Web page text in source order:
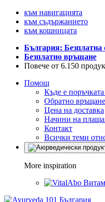
към навигацията
към съдържанието
към кошницата
България: Безплатна
Безплатно връщане
Повече от 6.150
Помощ
Къде е
Обратно връщане
Цена на доставка
Начини на
Контакт
Всички теми
More inspiration